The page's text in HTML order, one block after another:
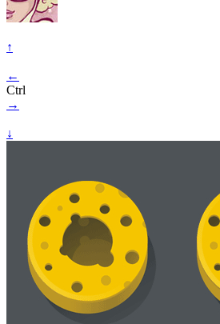
↑
←
Ctrl
→
↓